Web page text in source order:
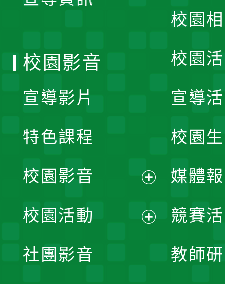
校園
校園
宣導
校園
媒體
競賽
教師
校園影音
宣導影片
特色課程
校園影音
開
校園活動
社團影音